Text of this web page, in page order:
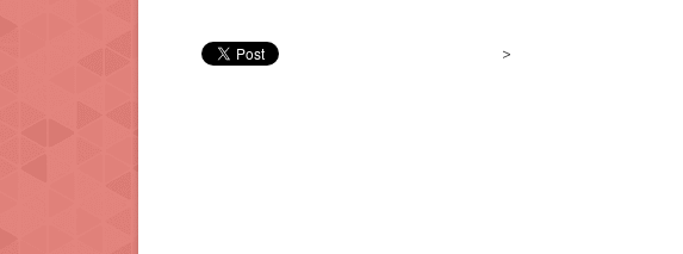
>